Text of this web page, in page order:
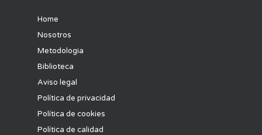
Home
Nosotros
Metodologia
Biblioteca
Aviso legal
Política de privacidad
Política de cookies
Política de calidad